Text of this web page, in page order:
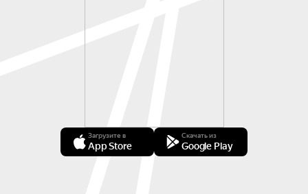
Загрузите в
App Store
Скачать из
Google Play